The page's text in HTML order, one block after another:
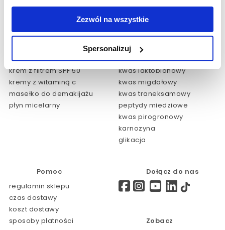
Zezwól na wszystkie
Spersonalizuj
dotacje/przetargi
Polecane produkty:
krem przeciwzmarszczkowy
krem z filtrem SPF 50
kremy z witaminą c
masełko do demakijażu
płyn micelarny
HOME EXPERT
NOWOŚCI
kwas laktobionowy
kwas migdałowy
kwas traneksamowy
peptydy miedziowe
kwas pirogronowy
karnozyna
glikacja
Pomoc
regulamin sklepu
czas dostawy
koszt dostawy
sposoby płatności
Dołącz do nas
Zobacz